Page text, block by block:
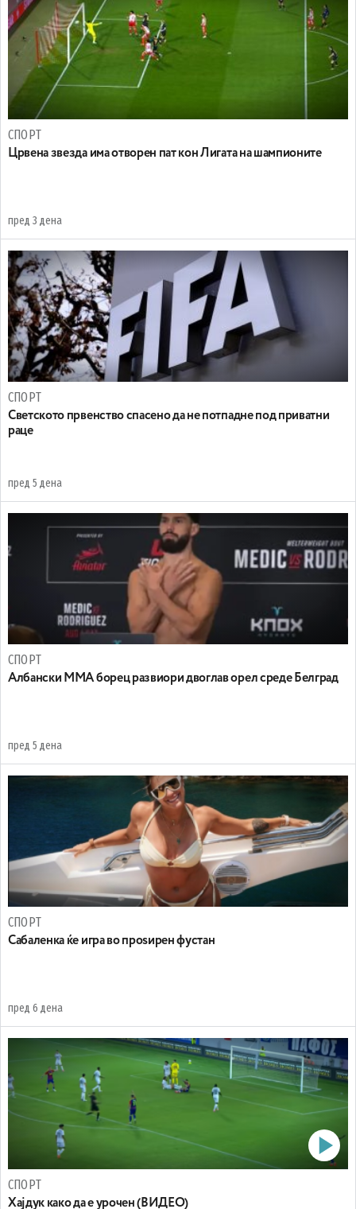
СПОРТ
Црвена звезда има отворен пат кон Лигата на шампионите
пред 3 дена
СПОРТ
Светското првенство спасено да не потпадне под приватни
раце
пред 5 дена
СПОРТ
Албански ММА борец развиори двоглав орел среде Белград
пред 5 дена
СПОРТ
Сабаленка ќе игра во проѕирен фустан
пред 6 дена
СПОРТ
Хајдук како да е урочен (ВИДЕО)